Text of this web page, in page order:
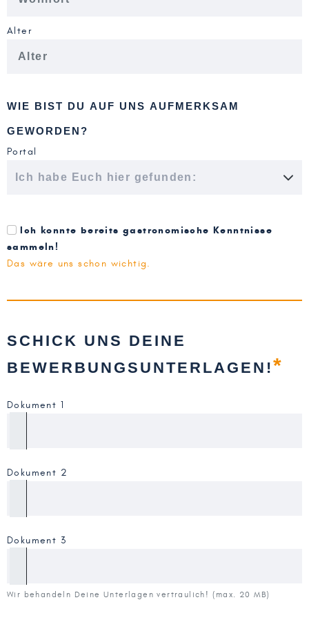
Alter
WIE BIST DU AUF UNS AUFMERKSAM
GEWORDEN?
Portal
Ich konnte bereits gastronomische Kenntnisse
sammeln!
Das wäre uns schon wichtig.
SCHICK UNS DEINE
BEWERBUNGSUNTERLAGEN!*
Dokument 1
Dokument 2
Dokument 3
Wir behandeln Deine Unterlagen vertraulich! (max. 20 MB)